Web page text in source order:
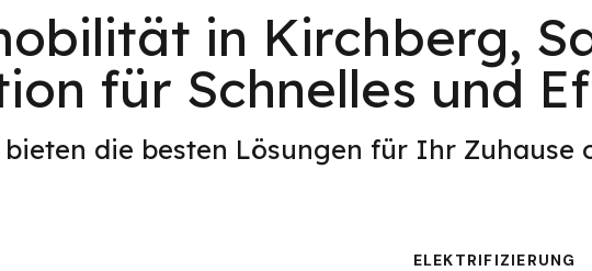
in Kirchberg,
für Schnelles und
die besten Lösungen für Ihr Zuhause
ELEKTRIFIZIERUNG